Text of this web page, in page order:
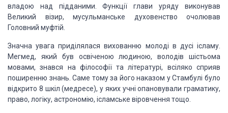
владою над підданими. Функції глави уряду виконував
Великий візир, мусульманське духовенство очолював
Головний муфтій.
Значна увага приділялася вихованню молоді в дусі ісламу.
Мегмед, який був освіченою людиною, володів шістьома
мовами, знався на філософії та літературі, всіляко сприяв
поширенню знань. Саме тому за його наказом у Стамбулі було
відкрито 8 шкіл (медресе), у яких учні опановували граматику,
право, логіку, астрономію, ісламське віровчення тощо.